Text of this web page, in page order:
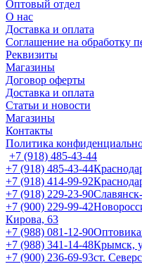
Оптовый отдел
О нас
Доставка и оплата
Соглашение на обработку
Реквизиты
Магазины
Договор оферты
Доставка и оплата
Статьи и новости
Магазины
Контакты
Политика
+7 (918) 485-43-44
+7 (918) 485-43-44
+7 (918) 414-99-92
+7 (918) 229-23-90
+7 (900) 229-99-42
Кирова, 63
+7 (988) 081-12-90
+7 (988) 341-14-48Крымск,
+7 (900) 236-69-93ст.